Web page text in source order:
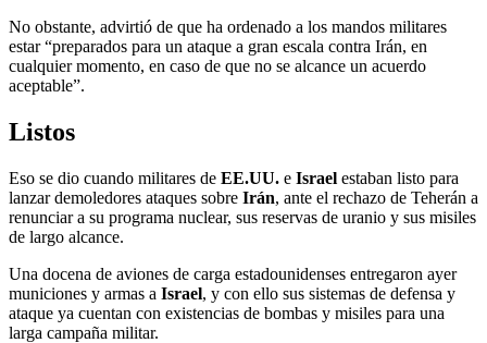
No obstante, advirtió de que ha ordenado a los mandos militares
estar “preparados para un ataque a gran escala contra Irán, en
cualquier momento, en caso de que no se alcance un acuerdo
aceptable”.
Listos
Eso se dio cuando militares de EE.UU. e Israel estaban listo para
lanzar demoledores ataques sobre Irán, ante el rechazo de Teherán a
renunciar a su programa nuclear, sus reservas de uranio y sus misiles
de largo alcance.
Una docena de aviones de carga estadounidenses entregaron ayer
municiones y armas a Israel, y con ello sus sistemas de defensa y
ataque ya cuentan con existencias de bombas y misiles para una
larga campaña militar.